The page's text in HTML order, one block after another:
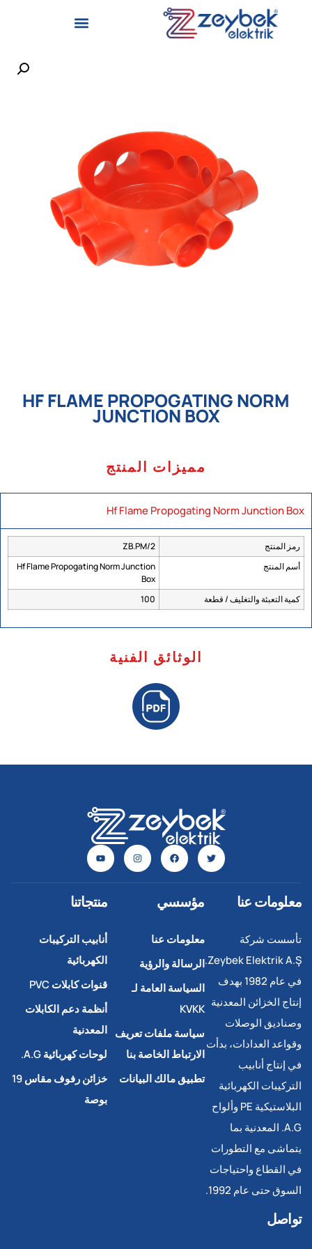
HF FLAME PROPOGATING NORM
JUNCTION BOX
مميزات المنتج
Hf Flame Propogating Norm Junction Box
رمز المنتج
ZB.PM/2
أسم المنتج
Hf Flame Propogating Norm Junction
Box
كمية التعبئة والتغليف / قطعة
100
الوثائق الفنية
معلومات عنا
تأسست شركة
Zeybek Elektrik A.Ş.
في عام 1982 بهدف
إنتاج الخزائن المعدنية
وصناديق الوصلات
وقواعد العدادات، بدأت
في إنتاج أنابيب
التركيبات الكهربائية
البلاستيكية PE وألواح
A.G. المعدنية بما
يتماشى مع التطورات
في القطاع واحتياجات
السوق حتى عام 1992.
مؤسسي
معلومات عنا
الرسالة والرؤية
السياسة العامة لـ
KVKK
سياسة ملفات تعريف
الارتباط الخاصة بنا
تطبيق مالك البيانات
منتجاتنا
أنابيب التركيبات
الكهربائية
قنوات كابلات PVC
أنظمة دعم الكابلات
المعدنية
لوحات كهربائية A.G.
خزائن رفوف مقاس 19
بوصة
تواصل